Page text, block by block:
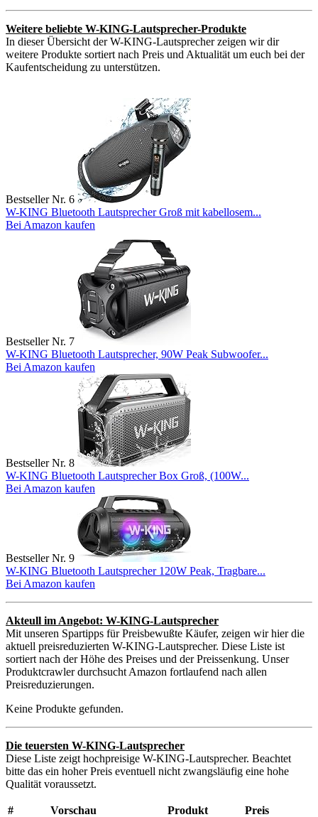
Weitere beliebte W-KING-Lautsprecher-Produkte
In dieser Übersicht der W-KING-Lautsprecher zeigen wir dir
weitere Produkte sortiert nach Preis und Aktualität um euch bei der
Kaufentscheidung zu unterstützen.
Bestseller Nr. 6
W-KING Bluetooth Lautsprecher Groß mit kabellosem...
Bei Amazon kaufen
Bestseller Nr. 7
W-KING Bluetooth Lautsprecher, 90W Peak Subwoofer...
Bei Amazon kaufen
Bestseller Nr. 8
W-KING Bluetooth Lautsprecher Box Groß, (100W...
Bei Amazon kaufen
Bestseller Nr. 9
W-KING Bluetooth Lautsprecher 120W Peak, Tragbare...
Bei Amazon kaufen
Akteull im Angebot: W-KING-Lautsprecher
Mit unseren Spartipps für Preisbewußte Käufer, zeigen wir hier die
aktuell preisreduzierten W-KING-Lautsprecher. Diese Liste ist
sortiert nach der Höhe des Preises und der Preissenkung. Unser
Produktcrawler durchsucht Amazon fortlaufend nach allen
Preisreduzierungen.
Keine Produkte gefunden.
Die teuersten W-KING-Lautsprecher
Diese Liste zeigt hochpreisige W-KING-Lautsprecher. Beachtet
bitte das ein hoher Preis eventuell nicht zwangsläufig eine hohe
Qualität voraussetzt.
# Vorschau Produkt Preis